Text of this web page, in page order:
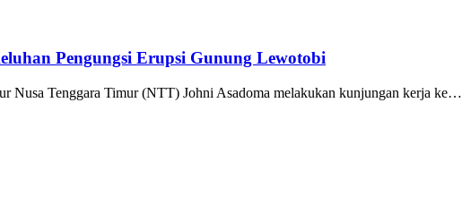
Pengungsi Erupsi Gunung Lewotobi
Nusa Tenggara Timur (NTT) Johni Asadoma melakukan kunjungan kerja ke…